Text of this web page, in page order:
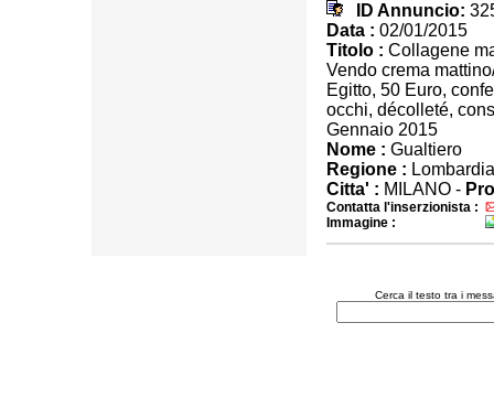
ID Annuncio:
Data : 02/01/2015
Titolo : Collagene
Vendo crema
Egitto, 50 Euro,
occhi, décolleté,
Gennaio 2015
Nome : Gualtiero
Regione : Lombardia
Citta' : MILANO -
Contatta l'inserzionista :
Immagine :
Cerca il testo tra i